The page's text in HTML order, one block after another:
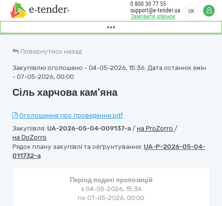
Замовити дзвінок
0 800 30 77 55
support@e-tender.ua
UK
Повернутись назад
Закупівлю оголошено - 04-05-2026, 15:36. Дата останніх змін
- 07-05-2026, 00:00
Сіль харчова кам'яна
Оголошення про проведення.pdf
Закупівля: UA-2026-05-04-009137-a / на ProZorro /
на DoZorro
Рядок плану закупівлі та обґрунтування: UA-P-2026-05-04-
011732-a
Період подачі пропозицій
з 04-05-2026, 15:36
по 07-05-2026, 00:00